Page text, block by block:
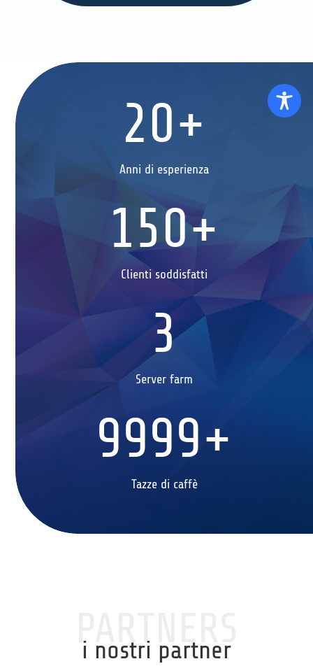
20+
Anni di esperienza
150+
Clienti soddisfatti
3
Server farm
9999+
Tazze di caffè
PARTNERS
i nostri partner